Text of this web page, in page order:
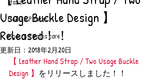
Modern Pirates
Modern Pirates care
Usage Buckle Design 】
Released！！
更新日： 2018年2月20日
【 Leather Hand Strap / Two Usage Buckle
Design 】 をリリースしました！！